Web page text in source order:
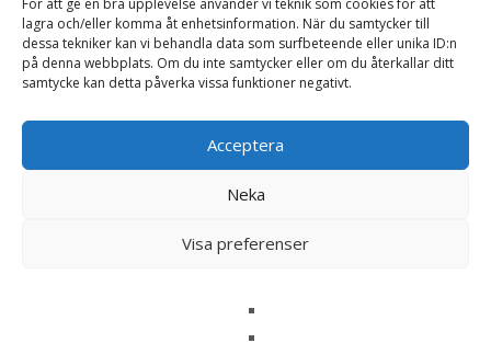
lagra och/eller komma åt enhetsinformation. När du samtycker till
dessa tekniker kan vi behandla data som surfbeteende eller unika ID:n
på denna webbplats. Om du inte samtycker eller om du återkallar ditt
samtycke kan detta påverka vissa funktioner negativt.
Acceptera
Neka
Visa preferenser
Artikelnr:9005 Kategorier:Hundmat,Torrfoder Etikett:
Carrier
Recensioner (0)
Bli först med att recensera ”Lax & Ris